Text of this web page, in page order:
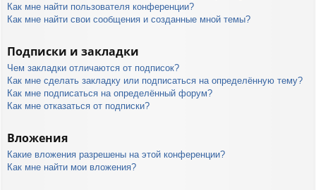
Как мне найти пользователя конференции?
Как мне найти свои сообщения и созданные мной темы?
Подписки и закладки
Чем закладки отличаются от подписок?
Как мне сделать закладку или подписаться на определённую тему?
Как мне подписаться на определённый форум?
Как мне отказаться от подписки?
Вложения
Какие вложения разрешены на этой конференции?
Как мне найти мои вложения?